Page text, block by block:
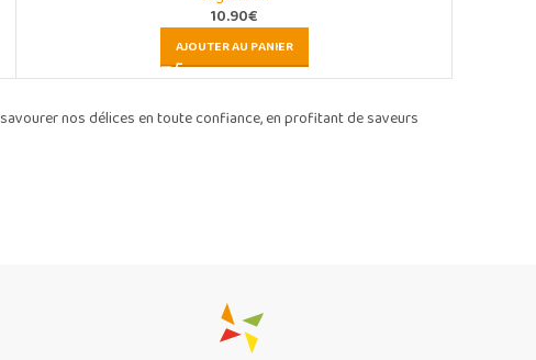
10.90€
AJOUTER AU PANIER
nos délices en toute confiance, en profitant de saveurs